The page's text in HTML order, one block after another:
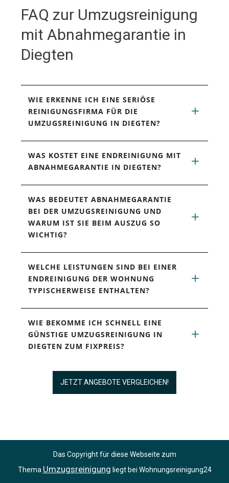
FAQ zur Umzugsreinigung
mit Abnahmegarantie in
Diegten
WIE ERKENNE ICH EINE SERIÖSE
REINIGUNGSFIRMA FÜR DIE
UMZUGSREINIGUNG IN DIEGTEN?
WAS KOSTET EINE ENDREINIGUNG MIT
ABNAHMEGARANTIE IN DIEGTEN?
WAS BEDEUTET ABNAHMEGARANTIE
BEI DER UMZUGSREINIGUNG UND
WARUM IST SIE BEIM AUSZUG SO
WICHTIG?
WELCHE LEISTUNGEN SIND BEI EINER
ENDREINIGUNG DER WOHNUNG
TYPISCHERWEISE ENTHALTEN?
WIE BEKOMME ICH SCHNELL EINE
GÜNSTIGE UMZUGSREINIGUNG IN
DIEGTEN ZUM FIXPREIS?
JETZT ANGEBOTE VERGLEICHEN!
Das Copyright für diese Webseite zum
Thema Umzugsreinigung liegt bei Wohnungsreinigung24